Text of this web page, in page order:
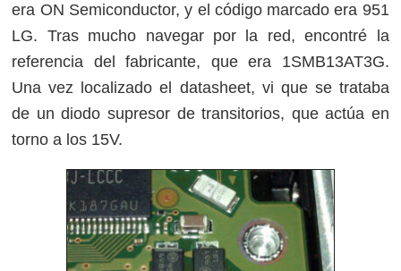
era ON Semiconductor, y el código marcado era 951
LG. Tras mucho navegar por la red, encontré la
referencia del fabricante, que era 1SMB13AT3G.
Una vez localizado el datasheet, vi que se trataba
de un diodo supresor de transitorios, que actúa en
torno a los 15V.